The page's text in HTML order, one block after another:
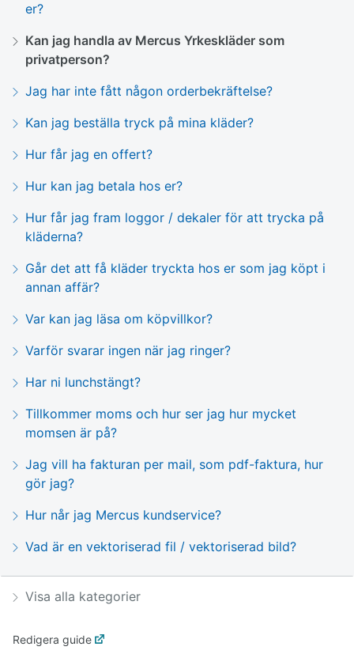
er?
Kan jag handla av Mercus Yrkeskläder som
privatperson?
Jag har inte fått någon orderbekräftelse?
Kan jag beställa tryck på mina kläder?
Hur får jag en offert?
Hur kan jag betala hos er?
Hur får jag fram loggor / dekaler för att trycka på
kläderna?
Går det att få kläder tryckta hos er som jag köpt i
annan affär?
Var kan jag läsa om köpvillkor?
Varför svarar ingen när jag ringer?
Har ni lunchstängt?
Tillkommer moms och hur ser jag hur mycket
momsen är på?
Jag vill ha fakturan per mail, som pdf-faktura, hur
gör jag?
Hur når jag Mercus kundservice?
Vad är en vektoriserad fil / vektoriserad bild?
Visa alla kategorier
Redigera guide